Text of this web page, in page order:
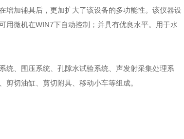
增加辅具后，更加扩大了该设备的多功能性。该仪器设
用微机在WIN7下自动控制；并具有优良水平。用于水
、围压系统、孔隙水试验系统、声发射采集处理系
切油缸、剪切附具、移动小车等组成。